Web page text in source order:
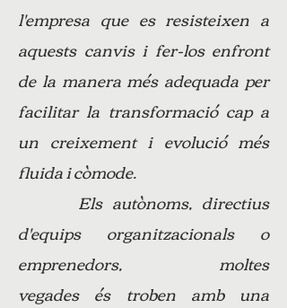
l'empresa que es resisteixen a
aquests canvis i fer-los enfront
de la manera més adequada per
facilitar la transformació cap a
un creixement i evolució més
fluida i còmode.
Els autònoms, directius
d'equips organitzacionals o
emprenedors, moltes
vegades és troben amb una